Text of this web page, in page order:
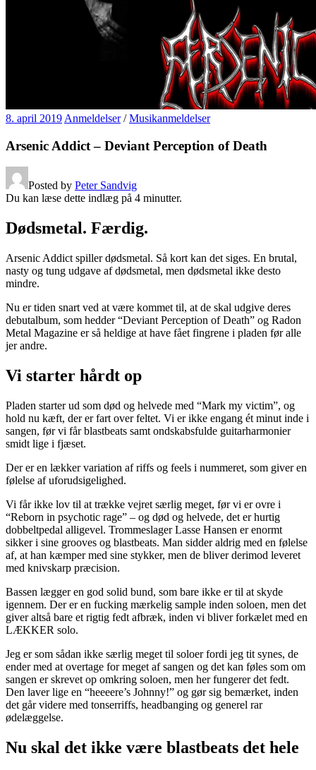
8. april 2019 Anmeldelser/Musikanmeldelser
Arsenic Addict – Deviant Perception of Death
Posted by Peter Sandvig
Du kan læse dette indlæg på 4 minutter.
Dødsmetal. Færdig.
Arsenic Addict spiller dødsmetal. Så kort kan det siges. En brutal,
nasty og tung udgave af dødsmetal, men dødsmetal ikke desto
mindre.
Nu er tiden snart ved at være kommet til, at de skal udgive deres
debutalbum, som hedder “Deviant Perception of Death” og Radon
Metal Magazine er så heldige at have fået fingrene i pladen før alle
jer andre.
Vi starter hårdt op
Pladen starter ud som død og helvede med “Mark my victim”, og
hold nu kæft, der er fart over feltet. Vi er ikke engang ét minut inde i
sangen, før vi får blastbeats samt ondskabsfulde guitarharmonier
smidt lige i fjæset.
Der er en lækker variation af riffs og feels i nummeret, som giver en
følelse af uforudsigelighed.
Vi får ikke lov til at trække vejret særlig meget, før vi er ovre i
“Reborn in psychotic rage” – og død og helvede, det er hurtig
dobbeltpedal alligevel. Trommeslager Lasse Hansen er enormt
sikker i sine grooves og blastbeats. Man sidder aldrig med en følelse
af, at han kæmper med sine stykker, men de bliver derimod leveret
med knivskarp præcision.
Bassen lægger en god solid bund, som bare ikke er til at skyde
igennem. Der er en fucking mærkelig sample inden soloen, men det
giver altså bare et rigtig fedt afbræk, inden vi bliver forkælet med en
LÆKKER solo.
Jeg er som sådan ikke særlig meget til soloer fordi jeg tit synes, de
ender med at overtage for meget af sangen og det kan føles som om
sangen er skrevet op omkring soloen, men her fungerer det fedt.
Den laver lige en “heeeere’s Johnny!” og gør sig bemærket, inden
det går videre med tonserriffs, headbanging og generel rar
ødelæggelse.
Nu skal det ikke være blastbeats det hele